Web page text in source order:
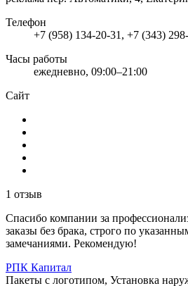
Телефон
+7 (958) 134-20-31, +7 (343)
Часы работы
ежедневно, 09:00–21:00
Сайт
1 отзыв
Спасибо компании за
заказы без брака, строго по
замечаниями. Рекомендую!
РПК Капитал
Пакеты с логотипом, Установка